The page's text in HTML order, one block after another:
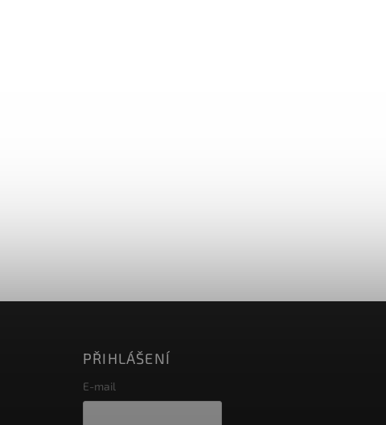
PŘIHLÁŠENÍ
E-mail